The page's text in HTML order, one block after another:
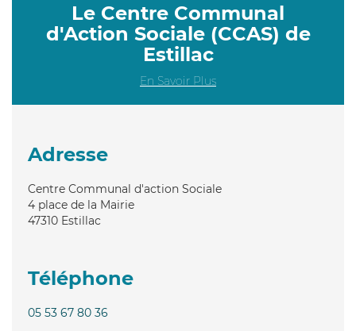
Le Centre Communal
d'Action Sociale (CCAS) de
Estillac
En Savoir Plus
Adresse
Centre Communal d'action Sociale
4 place de la Mairie
47310 Estillac
Téléphone
05 53 67 80 36